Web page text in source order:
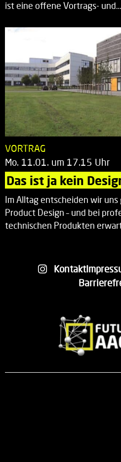
ist eine offene Vortrags- und…
VORTRAG
Mo. 11.01. um 17.15 Uhr
Das ist ja kein
Im Alltag entscheiden wir
Product Design – und bei
technischen Produkten
Kontakt